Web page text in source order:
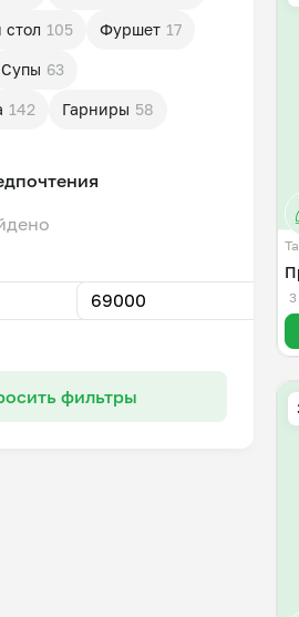
105 Фуршет 17
Супы 63
142 Гарниры 58
фильтры
3